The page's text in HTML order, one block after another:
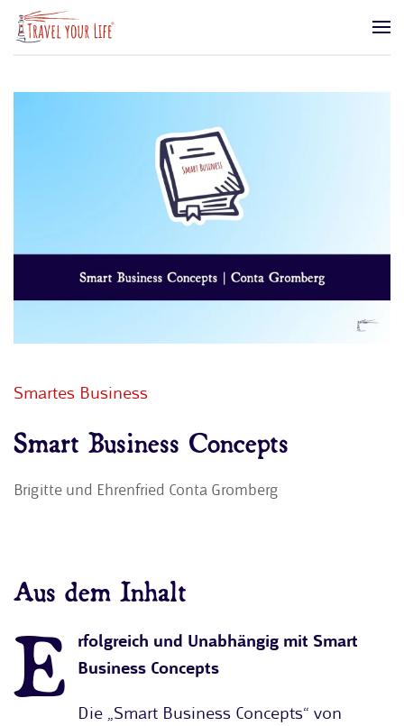
Smartes Business
Smart Business Concepts
Brigitte und Ehrenfried Conta Gromberg
Aus dem Inhalt
E
rfolgreich und Unabhängig mit Smart
Business Concepts
Die „Smart Business Concepts“ von